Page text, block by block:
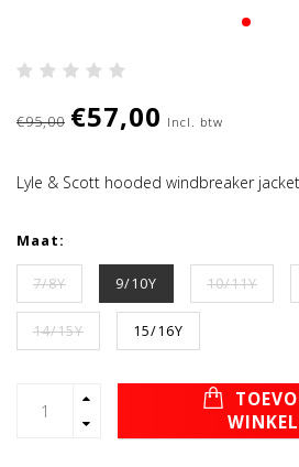
€95,00 €57,00 Incl. btw
Lyle & Scott hooded windbreaker
Maat:
7/8Y 9/10Y 10/11Y
14/15Y 15/16Y